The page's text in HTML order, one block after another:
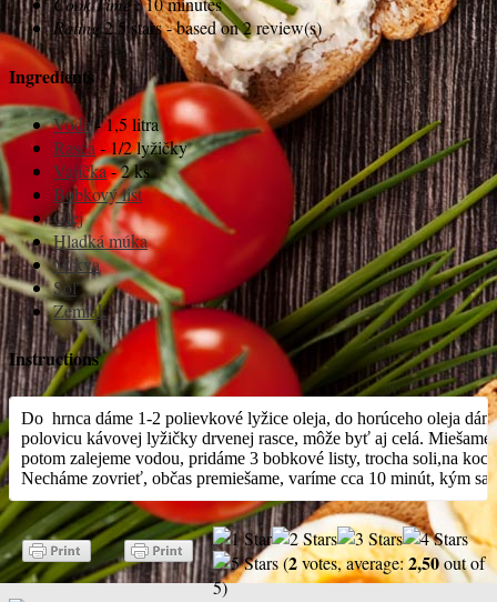
Rating2.5stars - based on2review(s)
Ingredients
Voda- 1,5 litra
Rasca - 1/2 lyžičky
Vajíčka- 2 ks
Bobkový list
Olej
Hladká múka
Mrkva
Soľ
Zemiak
Instructions
Do  hrnca dáme 1-2 polievkové lyžice oleja, do horúceho oleja
polovicu kávovej lyžičky drvenej rasce, môže byť aj celá.
potom zalejeme vodou, pridáme 3 bobkové listy, trocha soli,na
Necháme zovrieť, občas premiešame, varíme cca 10 minút, kým
(2votes, average:2,50out of
5)